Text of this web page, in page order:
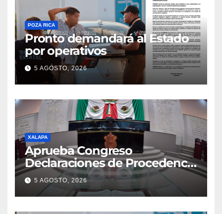
POZA RICA
Pronto demandará al Estado
por operativos
5 AGOSTO, 2026
XALAPA
Aprueba Congreso
Declaraciones de Procedencia
en contra de dos munícipes
5 AGOSTO, 2026